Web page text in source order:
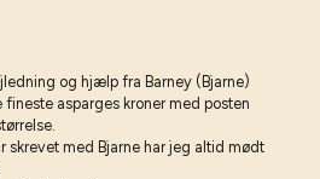
og hjælp fra Barney (Bjarne)
asparges kroner med posten
skrevet med Bjarne har jeg altid mødt